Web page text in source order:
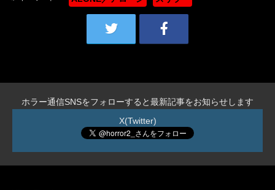
ホラー通信SNSをフォローすると最新記事をお知らせします
X(Twitter)